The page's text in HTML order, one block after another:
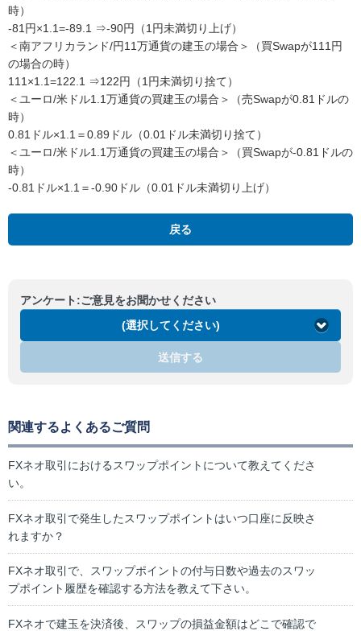
時）
-81円×1.1=-89.1 ⇒-90円（1円未満切り上げ）
＜南アフリカランド/円11万通貨の建玉の場合＞（買Swapが111円
の場合の時）
111×1.1=122.1 ⇒122円（1円未満切り捨て）
＜ユーロ/米ドル1.1万通貨の買建玉の場合＞（売Swapが0.81ドルの
時）
0.81ドル×1.1＝0.89ドル（0.01ドル未満切り捨て）
＜ユーロ/米ドル1.1万通貨の買建玉の場合＞（買Swapが-0.81ドルの
時）
-0.81ドル×1.1＝-0.90ドル（0.01ドル未満切り上げ）
戻る
アンケート:ご意見をお聞かせください
(選択してください)
送信する
関連するよくあるご質問
FXネオ取引におけるスワップポイントについて教えてくださ
い。
FXネオ取引で発生したスワップポイントはいつ口座に反映さ
れますか？
FXネオ取引で、スワップポイントの付与日数や過去のスワッ
プポイント履歴を確認する方法を教えて下さい。
FXネオで建玉を決済後、スワップの損益金額はどこで確認で